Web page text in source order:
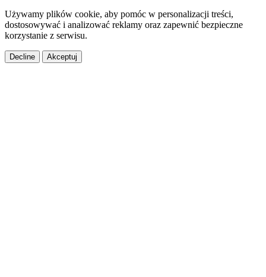
Używamy plików cookie, aby pomóc w personalizacji treści,
dostosowywać i analizować reklamy oraz zapewnić bezpieczne
korzystanie z serwisu.
Decline Akceptuj